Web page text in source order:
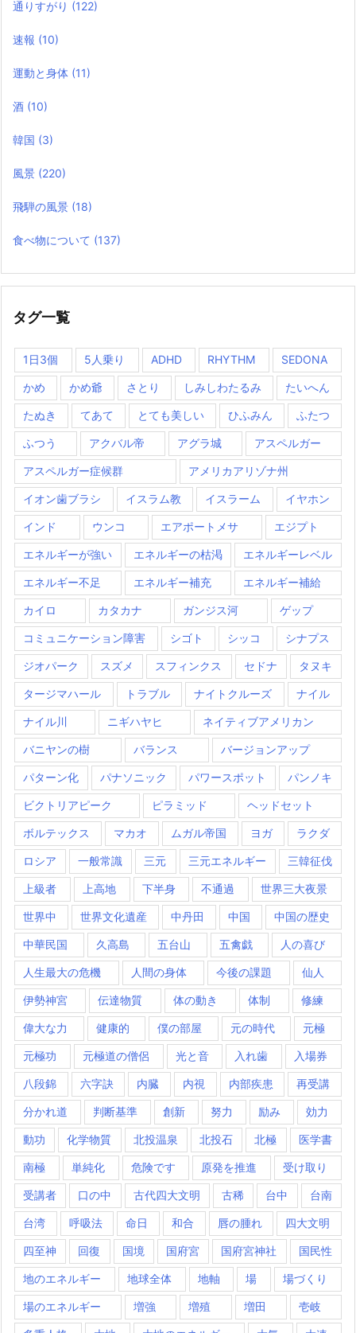
通りすがり (122)
速報 (10)
運動と身体 (11)
酒 (10)
韓国 (3)
風景 (220)
飛騨の風景 (18)
食べ物について (137)
タグ一覧
1日3個 5人乗り ADHD RHYTHM SEDONA
かめ かめ爺 さとり しみしわたるみ たいへん
たぬき てあて とても美しい ひふみん ふたつ
ふつう アクバル帝 アグラ城 アスペルガー
アスペルガー症候群 アメリカアリゾナ州
イオン歯ブラシ イスラム教 イスラーム イヤホン
インド ウンコ エアポートメサ エジプト
エネルギーが強い エネルギーの枯渇 エネルギーレベル
エネルギー不足 エネルギー補充 エネルギー補給
カイロ カタカナ ガンジス河 ゲップ
コミュニケーション障害 シゴト シッコ シナプス
ジオパーク スズメ スフィンクス セドナ タヌキ
タージマハール トラブル ナイトクルーズ ナイル
ナイル川 ニギハヤヒ ネイティブアメリカン
バニヤンの樹 バランス バージョンアップ
パターン化 パナソニック パワースポット パンノキ
ビクトリアピーク ピラミッド ヘッドセット
ボルテックス マカオ ムガル帝国 ヨガ ラクダ
ロシア 一般常識 三元 三元エネルギー 三韓征伐
上級者 上高地 下半身 不通過 世界三大夜景
世界中 世界文化遺産 中丹田 中国 中国の歴史
中華民国 久高島 五台山 五禽戯 人の喜び
人生最大の危機 人間の身体 今後の課題 仙人
伊勢神宮 伝達物質 体の動き 体制 修練
偉大な力 健康的 僕の部屋 元の時代 元極
元極功 元極道の僧侶 光と音 入れ歯 入場券
八段錦 六字訣 内臓 内視 内部疾患 再受講
分かれ道 判断基準 創新 努力 励み 効力
動功 化学物質 北投温泉 北投石 北極 医学書
南極 単純化 危険です 原発を推進 受け取り
受講者 口の中 古代四大文明 古稀 台中 台南
台湾 呼吸法 命日 和合 唇の腫れ 四大文明
四至神 回復 国境 国府宮 国府宮神社 国民性
地のエネルギー 地球全体 地軸 場 場づくり
場のエネルギー 増強 増殖 増田 壱岐